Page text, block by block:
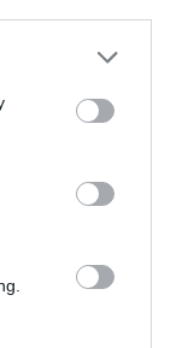
več v višini
ob tem
škodnih
Hrvaškem.
Triglav
poslovnih
letos